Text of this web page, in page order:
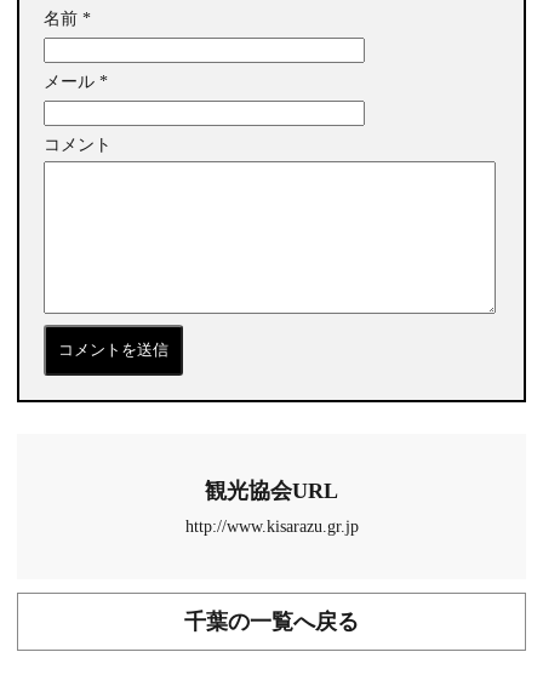
名前 *
メール *
コメント
観光協会URL
http://www.kisarazu.gr.jp
千葉の一覧へ戻る